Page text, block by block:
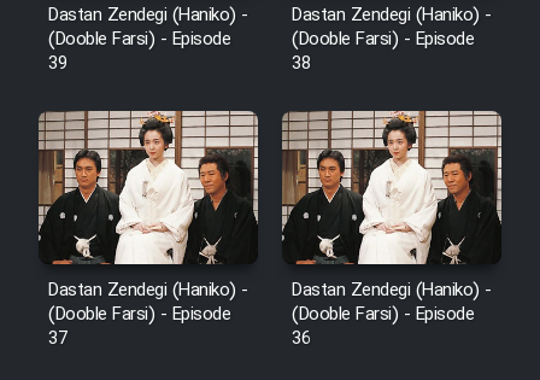
Serial Ayeneh 1364
Shod 1362
Serial Hojr ebn Oday 1381
Film Akharin Marhaleh
Film Atash Penhan
Dastan Zendegi (Haniko) -
(Dooble Farsi) - Episode
39
Dastan Zendegi (Haniko) -
(Dooble Farsi) - Episode
38
Dastan Zendegi (Haniko) -
(Dooble Farsi) - Episode
37
Dastan Zendegi (Haniko) -
(Dooble Farsi) - Episode
36